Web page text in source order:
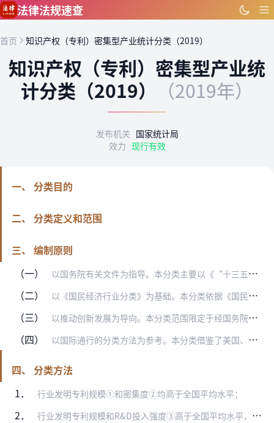
跳到主要内容
法律法规速查
首页 知识产权（专利）密集型产业统计分类（2019）
知识产权（专利）密集型产业统
计分类（2019）
（2019年）
发布机关 国家统计局
效力 现行有效
一、 分类目的
二、 分类定义和范围
三、 编制原则
（一）
以国务院有关文件为指导。本分类主要以《“十三五”国家知识产权保护和运用规划》、《国务院关于新形势下加快知识产权强国建设的若干意见》和《深入实施国家知识产权战略行…
（二） 以《国民经济行业分类》为基础。本分类依据《国民经济行业分类》（GB/T4754-2017），对其中符合知识产权（专利）密集型产业特征的有关活动进行再分类。
（三） 以推动创新发展为导向。本分类范围限定于经国务院专利行政部门实质审查、创新水平更高的发明专利，未纳入实用新型专利和外观设计专利。同时参考《战略性新兴产业分类（20…
（四） 以国际通行的分类方法为参考。本分类借鉴了美国、欧盟等关于知识产权（专利）密集型产业的测算方法，聚焦发明专利，依据统计数据测算结果，确定产业范围和对应的行业类别。
四、 分类方法
1．
行业发明专利规模①和密集度②均高于全国平均水平；
2． 行业发明专利规模和R&D投入强度③高于全国平均水平，且属于战略性新兴产业、高技术制造业、高技术服务业；